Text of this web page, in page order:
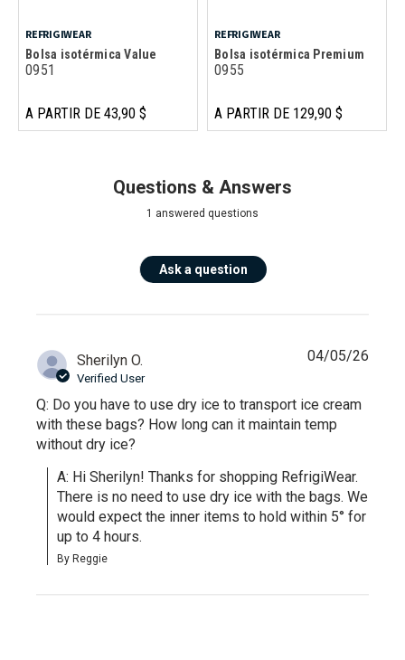
REFRIGIWEAR
Bolsa isotérmica Value
0951
A PARTIR DE 43,90 $
REFRIGIWEAR
Bolsa isotérmica Premium
0955
A PARTIR DE 129,90 $
Questions & Answers
1 answered questions
Ask a question
Sherilyn O.
Verified User
Q: Do you have to use dry ice to transport ice cream
with these bags? How long can it maintain temp
without dry ice?
A: Hi Sherilyn! Thanks for shopping RefrigiWear.
There is no need to use dry ice with the bags. We
would expect the inner items to hold within 5° for
up to 4 hours.
By Reggie
04/05/26